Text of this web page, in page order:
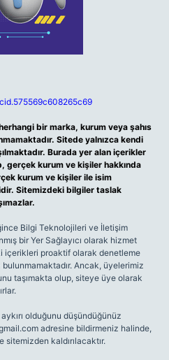
bir marka, kurum veya şahıs
Sitede yalnızca kendi
Burada yer alan içerikler
gerçek kurum ve kişiler hakkında
kurum ve kişiler ile isim
Sitemizdeki bilgiler taslak
Bilgi Teknolojileri ve İletişim
bir Yer Sağlayıcı olarak hizmet
içerikleri proaktif olarak denetleme
Ancak, üyelerimiz
taşımakta olup, siteye üye olarak
olduğunu düşündüğünüz
adresine bildirmeniz halinde,
kaldırılacaktır.